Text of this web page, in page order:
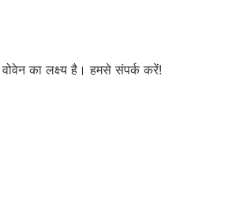
का लक्ष्य है। हमसे संपर्क करें!